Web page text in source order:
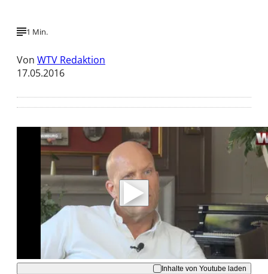
1 Min.
Von WTV Redaktion
17.05.2016
Mit der Wiedergabe dieses Videos werden
Daten an Youtube übertragen.
Hinweise dazu erhalten Sie in der Datenschutzerklärung.
Akzeptieren
Inhalte von Youtube laden